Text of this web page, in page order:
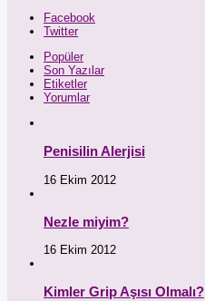
Facebook
Twitter
Popüler
Son Yazılar
Etiketler
Yorumlar
Penisilin Alerjisi
16 Ekim 2012
Nezle miyim?
16 Ekim 2012
Kimler Grip Aşısı Olmalı?